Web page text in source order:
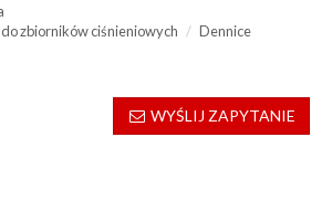
zbiorników ciśnieniowych
Dennice
WYŚLIJ ZAPYTANIE